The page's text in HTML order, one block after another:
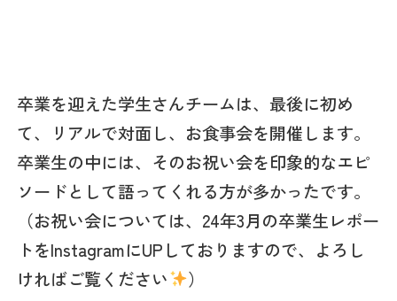
卒業を迎えた学生さんチームは、最後に初め
て、リアルで対面し、お食事会を開催します。
卒業生の中には、そのお祝い会を印象的なエピ
ソードとして語ってくれる方が多かったです。
（お祝い会については、24年3月の卒業生レポー
トをInstagramにUPしておりますので、よろし
ければご覧ください
）